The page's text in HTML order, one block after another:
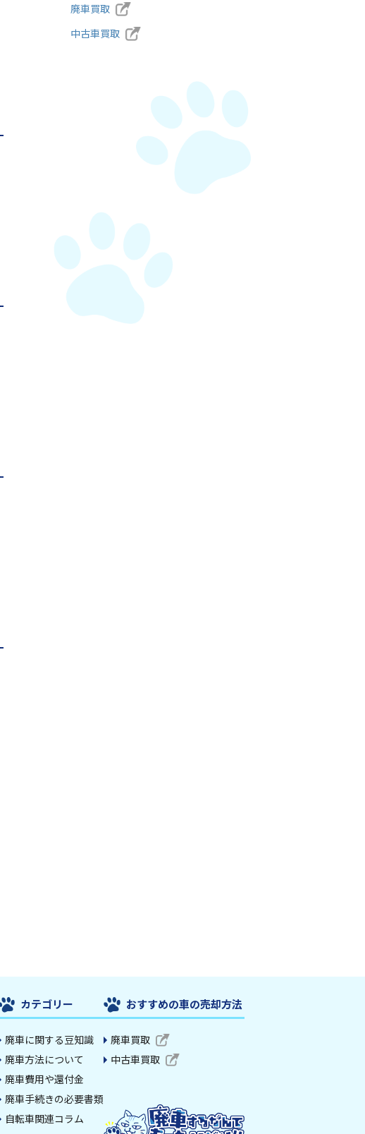
廃車買取
中古車買取
カテゴリー
廃車に関する豆知識
廃車方法について
廃車費用や還付金
廃車手続きの必要書類
自転車関連コラム
おすすめの車の売却方法
廃車買取
中古車買取